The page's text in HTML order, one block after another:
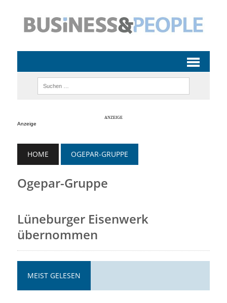
Anzeige
HOME OGEPAR-GRUPPE
Ogepar-Gruppe
Lüneburger Eisenwerk
übernommen
MEIST GELESEN